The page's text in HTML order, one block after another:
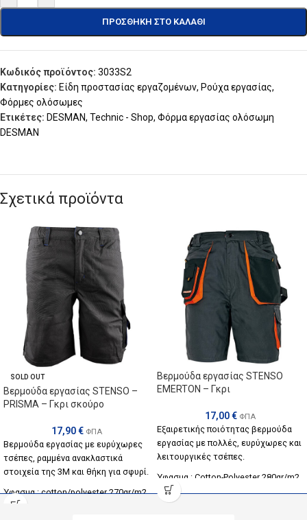
ΠΡΟΣΘΉΚΗ ΣΤΟ ΚΑΛΆΘΙ
Κωδικός προϊόντος: 3033S2
Κατηγορίες: Είδη προστασίας εργαζομένων, Ρούχα εργασίας,
Φόρμες ολόσωμες
Ετικέτες: DESMAN, Technic - Shop, Φόρμα εργασίας ολόσωμη
DESMAN
Σχετικά προϊόντα
SOLD OUT
Βερμούδα εργασίας STENSO –
PRISMA – Γκρι σκούρο
17,90€ ΦΠΑ
Βερμούδα εργασίας με ευρύχωρες
τσέπες, ραμμένα ανακλαστικά
στοιχεία της 3Μ και θήκη για σφυρί.
Ύφασμα : cotton/polyester 270gr/m2
με κέλυφος 2:6000 PE/oxford/PU
Βερμούδα εργασίας STENSO
EMERTON – Γκρι
17,00€ ΦΠΑ
Εξαιρετικής ποιότητας βερμούδα
εργασίας με πολλές, ευρύχωρες και
λειτουργικές τσέπες.
Ύφασμα : Cotton-Polyester 280gr/m2
Χρώμα: Γκρι